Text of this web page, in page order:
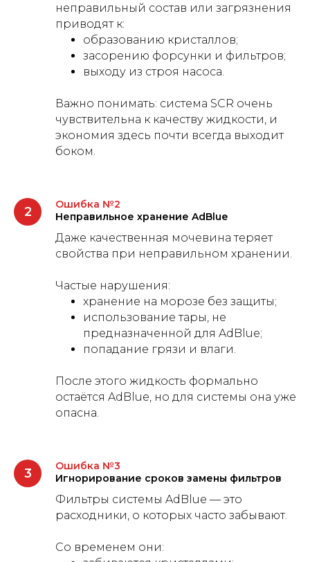
неправильный состав или загрязнения
приводят к:
образованию кристаллов;
засорению форсунки и фильтров;
выходу из строя насоса.
Важно понимать: система SCR очень
чувствительна к качеству жидкости, и
экономия здесь почти всегда выходит
боком.
Ошибка №2
Неправильное хранение AdBlue
Даже качественная мочевина теряет
свойства при неправильном хранении.
Частые нарушения:
хранение на морозе без защиты;
использование тары, не
предназначенной для AdBlue;
попадание грязи и влаги.
После этого жидкость формально
остаётся AdBlue, но для системы она уже
опасна.
Ошибка №3
Игнорирование сроков замены фильтров
Фильтры системы AdBlue — это
расходники, о которых часто забывают.
Со временем они: